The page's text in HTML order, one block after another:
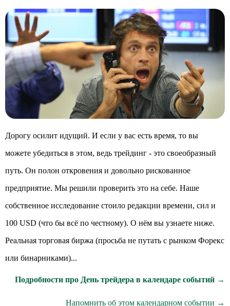
Дорогу осилит идущий. И если у вас есть время, то вы
можете убедиться в этом, ведь трейдинг - это своеобразный
путь. Он полон откровения и довольно рискованное
предприятие. Мы решили проверить это на себе. Наше
собственное исследование стоило редакции времени, сил и
100 USD (что бы всё по честному). О нём вы узнаете ниже.
Реальная торговая биржа (просьба не путать с рынком Форекс
или бинарниками)...
Подробности про День трейдера в календаре событий →
Напомнить об этом календарном событии →